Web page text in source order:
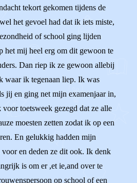
tekort gekomen tijdens de
het gevoel had dat ik iets miste,
of school ging lijden
het mij heel erg om dit gewoon te
Dan riep ik ze gewoon allebij
waar ik tegenaan liep. Ik was
jij en ging net mijn examenjaar in,
toetsweek gezegd dat ze alle
moesten zetten zodat ik op een
En gelukkig hadden mijn
en deden ze dit ook. Ik denk
is om er ,et ie,and over te
op school of een